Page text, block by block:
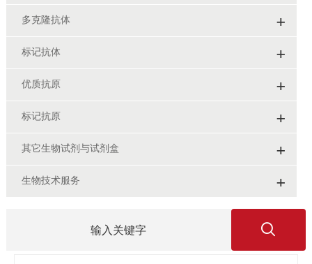
多克隆抗体 +
标记抗体 +
优质抗原 +
标记抗原 +
其它生物试剂与试剂盒 +
生物技术服务 +